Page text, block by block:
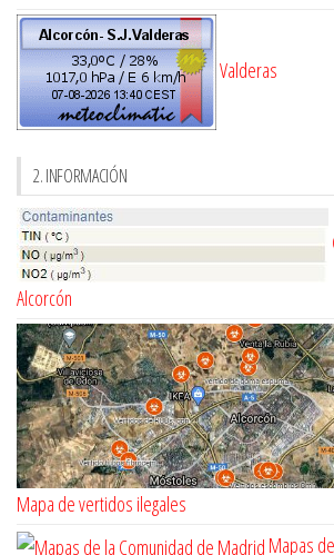
Valderas
2. INFORMACIÓN
Alcorcón
Mapa de vertidos ilegales
Mapas